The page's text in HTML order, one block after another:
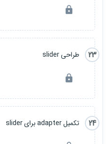
23 طراحی slider
24 تکمیل adapter برای slider